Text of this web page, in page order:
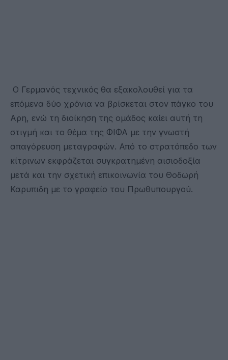
Ο Γερμανός τεχνικός θα εξακολουθεί για τα
επόμενα δύο χρόνια να βρίσκεται στον πάγκο του
Αρη, ενώ τη διοίκηση της ομάδος καίει αυτή τη
στιγμή και το θέμα της ΦΙΦΑ με την γνωστή
απαγόρευση μεταγραφών. Από το στρατόπεδο των
κίτρινων εκφράζεται συγκρατημένη αισιοδοξία
μετά και την σχετική επικοινωνία του Θοδωρή
Καρυπιδη με το γραφείο του Πρωθυπουργού.